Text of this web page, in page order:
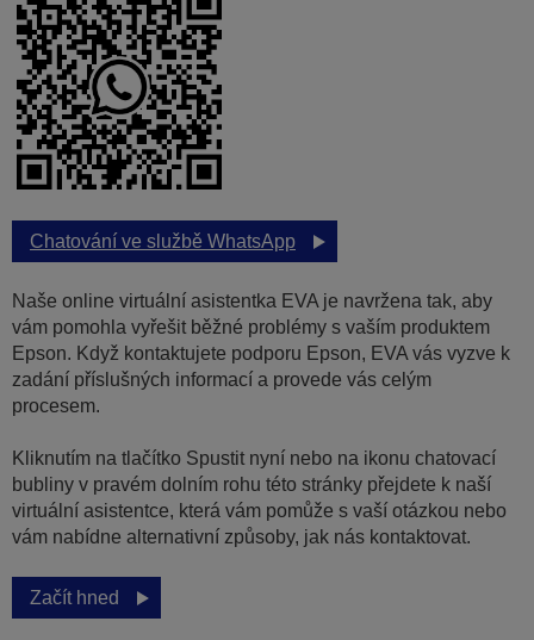
Chatování ve službě WhatsApp
Naše online virtuální asistentka EVA je navržena tak, aby
vám pomohla vyřešit běžné problémy s vaším produktem
Epson. Když kontaktujete podporu Epson, EVA vás vyzve k
zadání příslušných informací a provede vás celým
procesem.
Kliknutím na tlačítko Spustit nyní nebo na ikonu chatovací
bubliny v pravém dolním rohu této stránky přejdete k naší
virtuální asistentce, která vám pomůže s vaší otázkou nebo
vám nabídne alternativní způsoby, jak nás kontaktovat.
Začít hned